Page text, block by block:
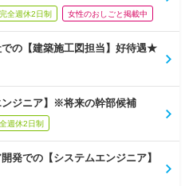
完全週休2日制 女性のおしごと掲載中
の【建築施工図担当】好待遇★
ジニア】※将来の幹部候補
週休2日制
発での【システムエンジニア】